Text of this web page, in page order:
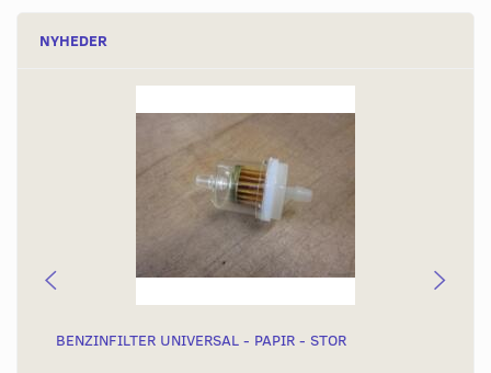
NYHEDER
BENZINFILTER UNIVERSAL - PAPIR - STOR